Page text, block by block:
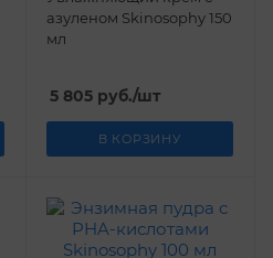
азуленом Skinosophy 150
мл
5 805руб./шт
В КОРЗИНУ